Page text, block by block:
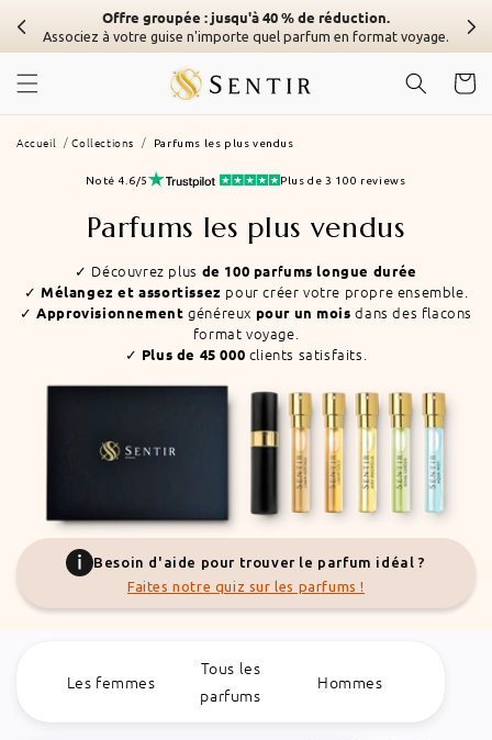
content
Offre groupée : jusqu'à 40 % de réduction.
Associez à votre guise n'importe quel parfum en format voyage.
Chariot
Accueil Collections Parfums les plus vendus
Noté 4.6/5 Plus de 3 100 reviews
Collection
:
Parfums les plus vendus
✓ Découvrez plus de 100 parfums longue durée
✓ Mélangez et assortissez pour créer votre propre ensemble.
✓Approvisionnement généreux pour un mois dans des flacons
format voyage.
✓ Plus de 45 000 clients satisfaits.
Besoin d'aide pour trouver le parfum idéal ?
Faites notre quiz sur les parfums !
Les femmes
Tous les
parfums
Hommes